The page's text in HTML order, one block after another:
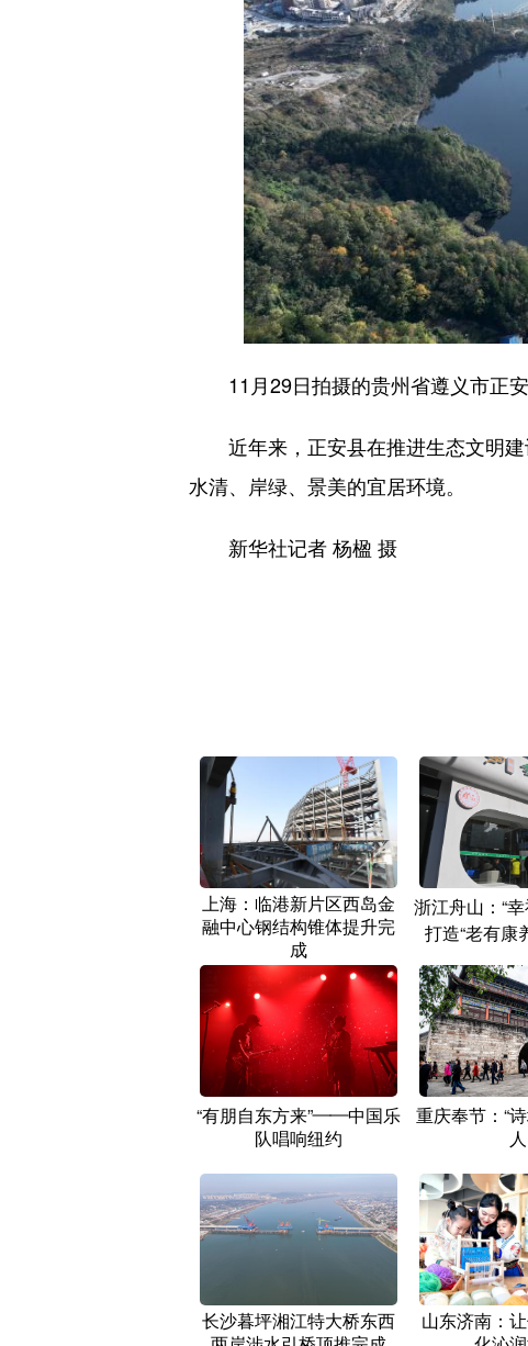
11月29日拍摄的贵州省遵义市正安
近年来，正安县在推进生态文明建
水清、岸绿、景美的宜居环境。
新华社记者 杨楹 摄
上海：临港新片区西岛金
融中心钢结构锥体提升完
成
浙江舟山：“幸
打造“老有康
“有朋自东方来”——中国乐
队唱响纽约
重庆奉节：“
人
长沙暮坪湘江特大桥东西
山东济南：